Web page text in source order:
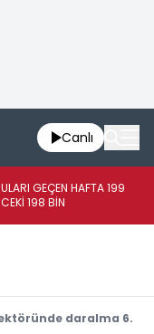
Canlı
GEÇEN HAFTA 199
198 BİN
daralma 6.